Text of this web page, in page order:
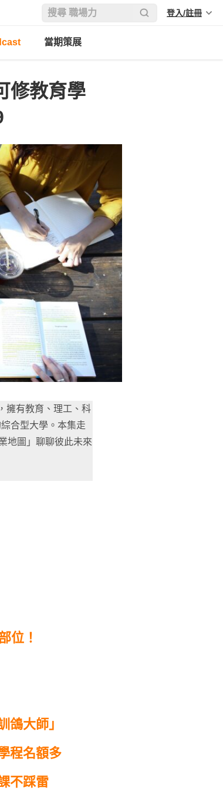
登入/註冊
當期策展
修教育學
擁有教育、理工、科
合型大學。本集走
地圖」聊聊彼此未來
位！
大師」
程名額多
不踩雷